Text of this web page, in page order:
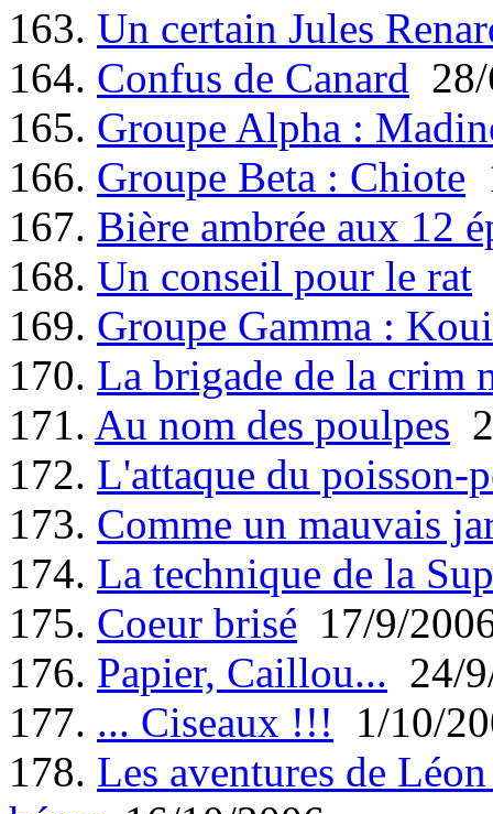
163. Un certain Jules
164. Confus de Canard
165. Groupe Alpha :
166. Groupe Beta : Chiote
167. Bière ambrée aux 12
168. Un conseil pour le rat
169. Groupe Gamma :
170. La brigade de la crim
171. Au nom des poulpes
172. L'attaque du poisson-
173. Comme un mauvais
174. La technique de la
175. Coeur brisé 17/9/
176. Papier, Caillou... 24/
177. ... Ciseaux !!! 1/10/
178. Les aventures de